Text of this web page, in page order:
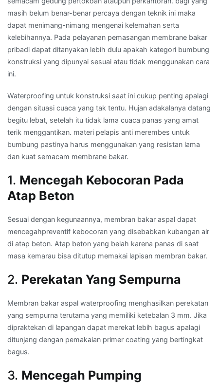
masih belum benar-benar percaya dengan teknik ini maka
dapat menimang-nimang mengenai kelemahan serta
kelebihannya. Pada pelayanan pemasangan membrane bakar
pribadi dapat ditanyakan lebih dulu apakah kategori bumbung
konstruksi yang dipunyai sesuai atau tidak menggunakan cara
ini.
Waterproofing untuk konstruksi saat ini cukup penting apalagi
dengan situasi cuaca yang tak tentu. Hujan adakalanya datang
begitu lebat, setelah itu tidak lama cuaca panas yang amat
terik menggantikan. materi pelapis anti merembes untuk
bumbung pastinya harus menggunakan yang resistan lama
dan kuat semacam membrane bakar.
1. Mencegah Kebocoran Pada
Atap Beton
Sesuai dengan kegunaannya, membran bakar aspal dapat
mencegahpreventif kebocoran yang disebabkan kubangan air
di atap beton. Atap beton yang belah karena panas di saat
masa kemarau bisa ditutup memakai lapisan membran bakar.
2. Perekatan Yang Sempurna
Membran bakar aspal waterproofing menghasilkan perekatan
yang sempurna terutama yang memiliki ketebalan 3 mm. Jika
dipraktekan di lapangan dapat merekat lebih bagus apalagi
ditunjang dengan pemakaian primer coating yang bertingkat
bagus.
3. Mencegah Pumping